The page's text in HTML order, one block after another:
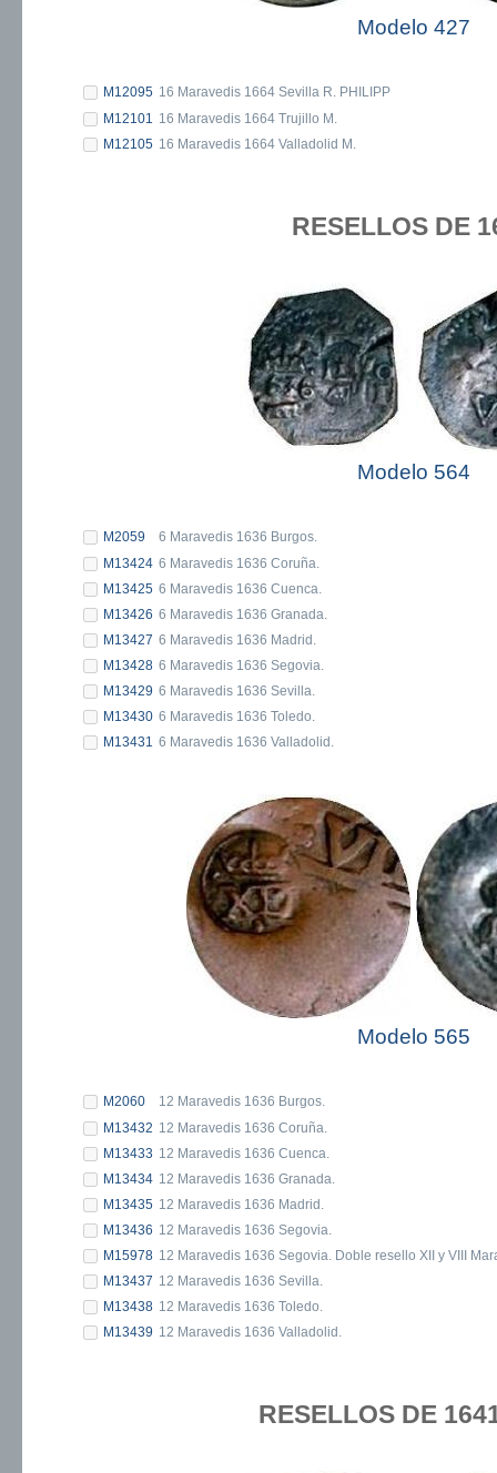
Modelo 427
M12095 16 Maravedis 1664 Sevilla R. PHILIPP
M12101
16 Maravedis 1664 Trujillo M.
M12105 16 Maravedis 1664 Valladolid M.
RESELLOS DE
Modelo 564
M2059
6 Maravedis 1636 Burgos.
M13424 6 Maravedis 1636 Coruña.
M13425 6 Maravedis 1636 Cuenca.
M13426 6 Maravedis 1636 Granada.
M13427 6 Maravedis 1636 Madrid.
M13428 6 Maravedis 1636 Segovia.
M13429 6 Maravedis 1636 Sevilla.
M13430 6 Maravedis 1636 Toledo.
M13431 6 Maravedis 1636 Valladolid.
Modelo 565
M2060
12 Maravedis 1636 Burgos.
M13432 12 Maravedis 1636 Coruña.
M13433 12 Maravedis 1636 Cuenca.
M13434 12 Maravedis 1636 Granada.
M13435 12 Maravedis 1636 Madrid.
M13436 12 Maravedis 1636 Segovia.
M15978 12 Maravedis 1636 Segovia. Doble resello XII y VIII
M13437 12 Maravedis 1636 Sevilla.
M13438 12 Maravedis 1636 Toledo.
M13439 12 Maravedis 1636 Valladolid.
RESELLOS DE